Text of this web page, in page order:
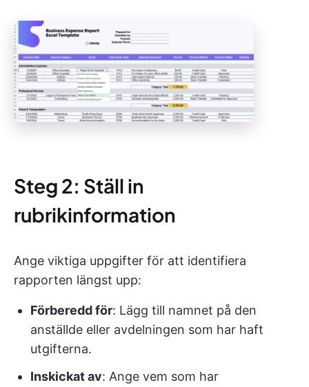
Steg 2: Ställ in
rubrikinformation
Ange viktiga uppgifter för att identifiera
rapporten längst upp:
Förberedd för: Lägg till namnet på den
anställde eller avdelningen som har haft
utgifterna.
Inskickat av: Ange vem som har